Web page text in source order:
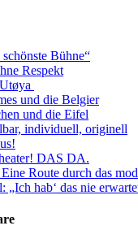
Bühne“
Respekt
und die Belgier
und die Eifel
individuell, originell
DAS DA.
Route durch das
„Ich hab‘ das nie